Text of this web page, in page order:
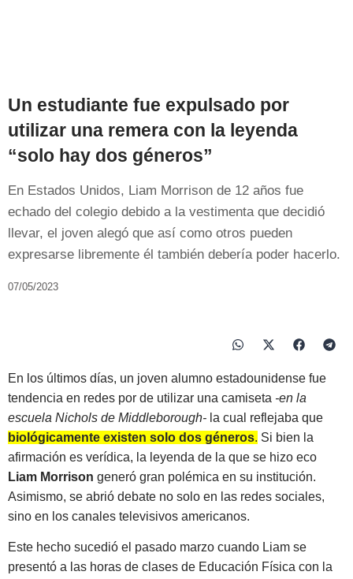
Un estudiante fue expulsado por
utilizar una remera con la leyenda
“solo hay dos géneros”
En Estados Unidos, Liam Morrison de 12 años fue
echado del colegio debido a la vestimenta que decidió
llevar, el joven alegó que así como otros pueden
expresarse libremente él también debería poder hacerlo.
07/05/2023
En los últimos días, un joven alumno estadounidense fue
tendencia en redes por de utilizar una camiseta -en la
escuela Nichols de Middleborough- la cual reflejaba que
biológicamente existen solo dos géneros. Si bien la
afirmación es verídica, la leyenda de la que se hizo eco
Liam Morrison generó gran polémica en su institución.
Asimismo, se abrió debate no solo en las redes sociales,
sino en los canales televisivos americanos.
Este hecho sucedió el pasado marzo cuando Liam se
presentó a las horas de clases de Educación Física con la